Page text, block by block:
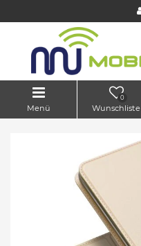
Menü
0
Wunschliste